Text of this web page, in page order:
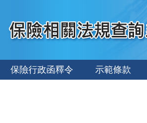
保險行政函釋令 示範條款